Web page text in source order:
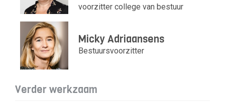
voorzitter college van bestuur
Micky Adriaansens
Bestuursvoorzitter
Verder werkzaam